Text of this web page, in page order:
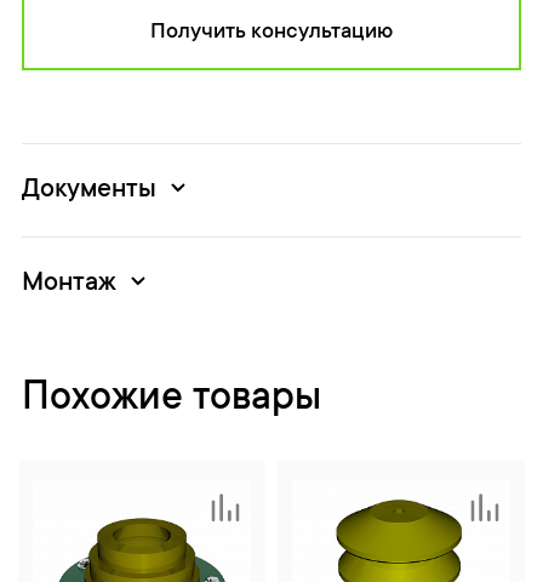
Получить консультацию
Документы
Монтаж
Похожие товары